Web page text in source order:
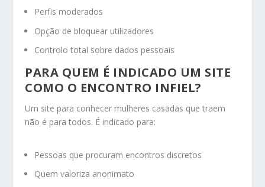
Perfis moderados
Opção de bloquear utilizadores
Controlo total sobre dados pessoais
PARA QUEM É INDICADO UM SITE
COMO O ENCONTRO INFIEL?
Um site para conhecer mulheres casadas que traem
não é para todos. É indicado para:
Pessoas que procuram encontros discretos
Quem valoriza anonimato